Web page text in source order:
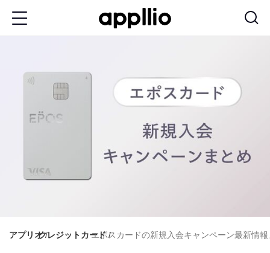
アプリオクレジットカードエポスカードの新規入会キャンペーン最新情報